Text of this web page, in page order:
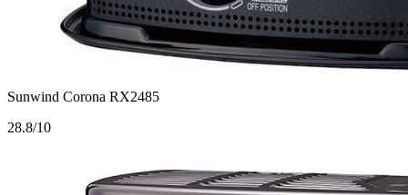
Sunwind Corona RX2485
28.8/10